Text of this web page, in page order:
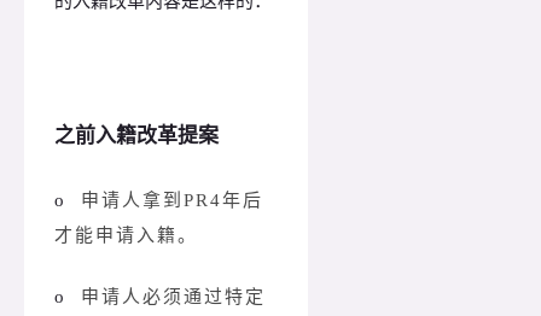
之前入籍改革提案
o 申请人拿到PR4年后
才能申请入籍。
o 申请人必须通过特定